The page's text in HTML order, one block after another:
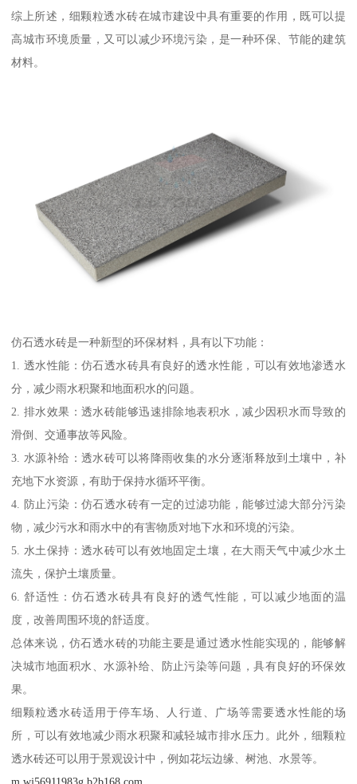
综上所述，细颗粒透水砖在城市建设中具有重要的作用，既可以提
高城市环境质量，又可以减少环境污染，是一种环保、节能的建筑
材料。
仿石透水砖是一种新型的环保材料，具有以下功能：
1. 透水性能：仿石透水砖具有良好的透水性能，可以有效地渗透水
分，减少雨水积聚和地面积水的问题。
2. 排水效果：透水砖能够迅速排除地表积水，减少因积水而导致的
滑倒、交通事故等风险。
3. 水源补给：透水砖可以将降雨收集的水分逐渐释放到土壤中，补
充地下水资源，有助于保持水循环平衡。
4. 防止污染：仿石透水砖有一定的过滤功能，能够过滤大部分污染
物，减少污水和雨水中的有害物质对地下水和环境的污染。
5. 水土保持：透水砖可以有效地固定土壤，在大雨天气中减少水土
流失，保护土壤质量。
6. 舒适性：仿石透水砖具有良好的透气性能，可以减少地面的温
度，改善周围环境的舒适度。
总体来说，仿石透水砖的功能主要是通过透水性能实现的，能够解
决城市地面积水、水源补给、防止污染等问题，具有良好的环保效
果。
细颗粒透水砖适用于停车场、人行道、广场等需要透水性能的场
所，可以有效地减少雨水积聚和减轻城市排水压力。此外，细颗粒
透水砖还可以用于景观设计中，例如花坛边缘、树池、水景等。
m.wj56911983g.b2b168.com